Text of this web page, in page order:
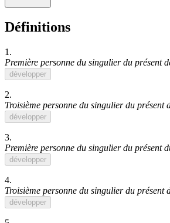
Définitions
1.
Première personne du singulier du présent
développer
2.
Troisième personne du singulier du présent
développer
3.
Première personne du singulier du présent
développer
4.
Troisième personne du singulier du présent
développer